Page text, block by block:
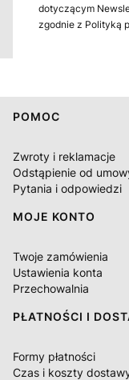
dotyczącym
zgodnie z Polityką
Linki w stopce
POMOC
Zwroty i reklamacje
Odstąpienie od
Pytania i odpowiedzi
MOJE KONTO
Twoje zamówienia
Ustawienia konta
Przechowalnia
PŁATNOŚCI I
Formy płatności
Czas i koszty